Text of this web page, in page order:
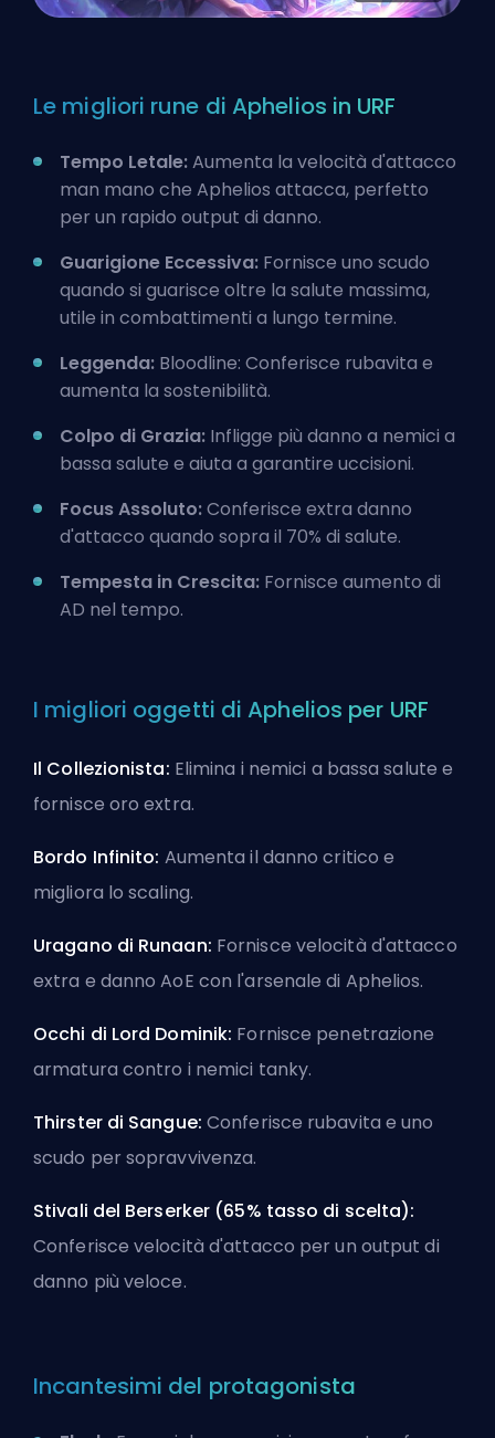
Le migliori rune di Aphelios in URF
Tempo Letale:Aumenta la velocità d'attacco
man mano che Aphelios attacca, perfetto
per un rapido output di danno.
Guarigione Eccessiva: Fornisce uno scudo
quando si guarisce oltre la salute massima,
utile in combattimenti a lungo termine.
Leggenda: Bloodline: Conferisce rubavita e
aumenta la sostenibilità.
Colpo di Grazia: Infligge più danno a nemici a
bassa salute e aiuta a garantire uccisioni.
Focus Assoluto:Conferisce extra danno
d'attacco quando sopra il 70% di salute.
Tempesta in Crescita: Fornisce aumento di
AD nel tempo.
I migliori oggetti di Aphelios per URF
Il Collezionista: Elimina i nemici a bassa salute e
fornisce oro extra.
Bordo Infinito: Aumenta il danno critico e
migliora lo scaling.
Uragano di Runaan: Fornisce velocità d'attacco
extra e danno AoE con l'arsenale di Aphelios.
Occhi di Lord Dominik: Fornisce penetrazione
armatura contro i nemici tanky.
Thirster di Sangue: Conferisce rubavita e uno
scudo per sopravvivenza.
Stivali del Berserker (65% tasso di scelta):
Conferisce velocità d'attacco per un output di
danno più veloce.
Incantesimi del protagonista